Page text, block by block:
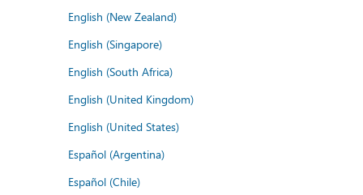
English (New Zealand)
English (Singapore)
English (South Africa)
English (United Kingdom)
English (United States)
Español (Argentina)
Español (Chile)